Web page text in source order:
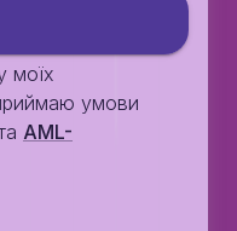
моїх
умови
AML-